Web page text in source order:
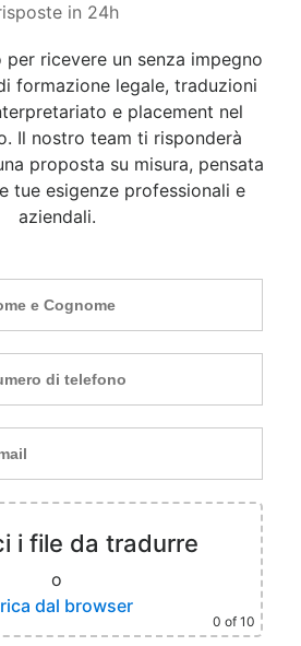
in 24h
ricevere un senza impegno
formazione legale, traduzioni
e placement nel
Il nostro team ti risponderà
proposta su misura, pensata
tue esigenze professionali e
aziendali.
i file da tradurre
o
dal browser
0 of 10